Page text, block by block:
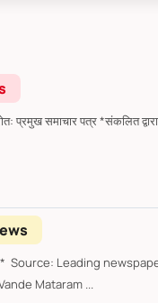
Source: Leading
Mataram ...